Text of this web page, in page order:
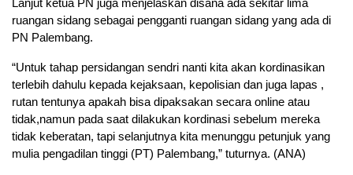
Lanjut ketua PN juga menjelaskan disana ada sekitar lima
ruangan sidang sebagai pengganti ruangan sidang yang ada di
PN Palembang.
“Untuk tahap persidangan sendri nanti kita akan kordinasikan
terlebih dahulu kepada kejaksaan, kepolisian dan juga lapas ,
rutan tentunya apakah bisa dipaksakan secara online atau
tidak,namun pada saat dilakukan kordinasi sebelum mereka
tidak keberatan, tapi selanjutnya kita menunggu petunjuk yang
mulia pengadilan tinggi (PT) Palembang,” tuturnya. (ANA)